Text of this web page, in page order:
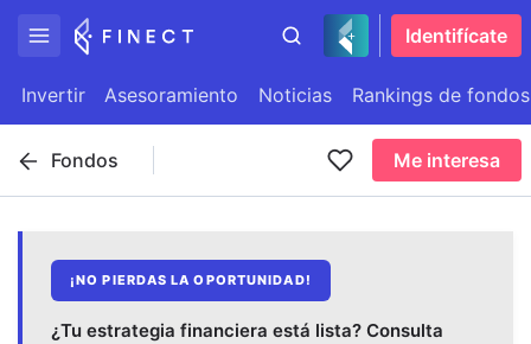
Identifícate
Invertir Asesoramiento Noticias Rankings de fondos
Fondos Me interesa
¡NO PIERDAS LA OPORTUNIDAD!
¿Tu estrategia financiera está lista? Consulta